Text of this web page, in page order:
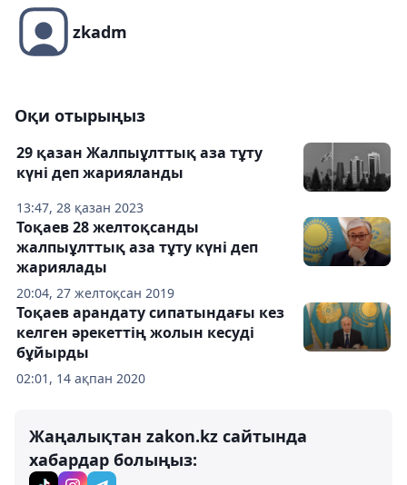
zkadm
Оқи отырыңыз
13:47, 28 қазан 2023
29 қазан Жалпыұлттық аза тұту
күні деп жарияланды
20:04, 27 желтоқсан 2019
Тоқаев 28 желтоқсанды
жалпыұлттық аза тұту күні деп
жариялады
02:01, 14 ақпан 2020
Тоқаев арандату сипатындағы кез
келген әрекеттің жолын кесуді
бұйырды
Жаңалықтан zakon.kz сайтында
хабардар болыңыз: